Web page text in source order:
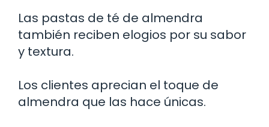
Las pastas de té de almendra
también reciben elogios por su sabor
y textura.
Los clientes aprecian el toque de
almendra que las hace únicas.